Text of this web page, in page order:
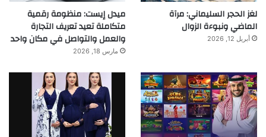
لغز الحجر السليماني: مرآة
الماضي ونبوءة الزوال
أبريل 12, 2026
ميدل إيست: منظومة رقمية
متكاملة تعيد تعريف التجارة
والعمل والتواصل في مكان واحد
مارس 18, 2026